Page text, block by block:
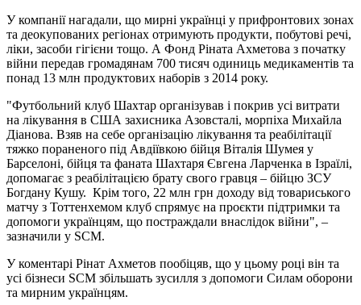
У компанії нагадали, що мирні українці у прифронтових зонах
та деокупованих регіонах отримують продукти, побутові речі,
ліки, засоби гігієни тощо. А Фонд Ріната Ахметова з початку
війни передав громадянам 700 тисяч одиниць медикаментів та
понад 13 млн продуктових наборів з 2014 року.
"Футбольний клуб Шахтар організував і покрив усі витрати
на лікування в США захисника Азовсталі, морпіха Михайла
Діанова. Взяв на себе організацію лікування та реабілітації
тяжко пораненого під Авдіївкою бійця Віталія Шумея у
Барселоні, бійця та фаната Шахтаря Євгена Ларченка в Ізраїлі,
допомагає з реабілітацією брату свого гравця – бійцю ЗСУ
Богдану Кушу. Крім того, 22 млн грн доходу від товариського
матчу з Тоттенхемом клуб спрямує на проєкти підтримки та
допомоги українцям, що постраждали внаслідок війни", –
зазначили у SCM.
У коментарі Рінат Ахметов пообіцяв, що у цьому році він та
усі бізнеси SCM збільшать зусилля з допомоги Силам оборони
та мирним українцям.